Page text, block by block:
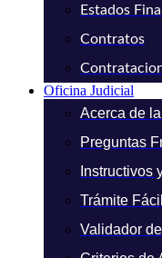
Estados
Contratos
Oficina Judicial
Acerca de
Preguntas
Instructivos
Trámite Fácil
Validador